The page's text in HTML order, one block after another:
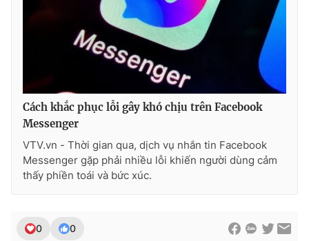
Cách khắc phục lỗi gây khó chịu trên Facebook
Messenger
VTV.vn - Thời gian qua, dịch vụ nhắn tin Facebook
Messenger gặp phải nhiều lỗi khiến người dùng cảm
thấy phiền toái và bức xúc.
0 0